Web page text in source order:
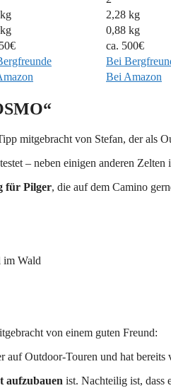
2,28 kg
0,88 kg
ca. 500€
Bei
Bei Amazon
mitgebracht von Stefan, der als
– neben einigen anderen
für Pilger, die auf dem Camino
von einem guten Freund:
auf Outdoor-Touren und hat
aufzubauen ist. Nachteilig ist, dass